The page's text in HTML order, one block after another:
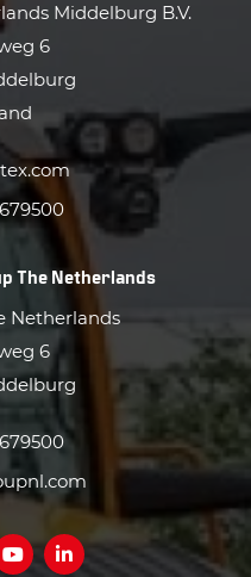
Middelburg B.V.
6
679500
The Netherlands
Netherlands
6
679500